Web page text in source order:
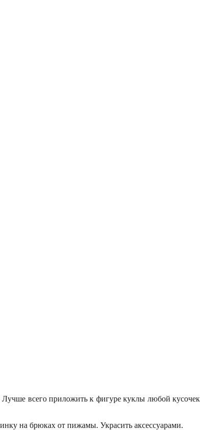
Лучше всего приложить к фигуре куклы любой кусочек
на брюках от пижамы. Украсить аксессуарами.